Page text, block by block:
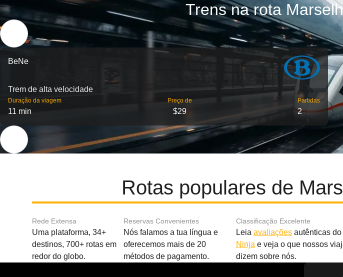
Trens na rota
BeNe
Trem de alta velocidade
Duração da viagem
11 min
Preço de
$29
Partidas
2
Rotas populares de
Rede Extensa
Uma plataforma, 34+
destinos, 700+ rotas em
redor do globo.
Reservas Convenientes
Nós falamos a tua língua e
oferecemos mais de 20
métodos de pagamento.
Classificação Excelente
Leia avaliaçõesautênticas do
Ninja e veja o que nossos
dizem sobre nós.